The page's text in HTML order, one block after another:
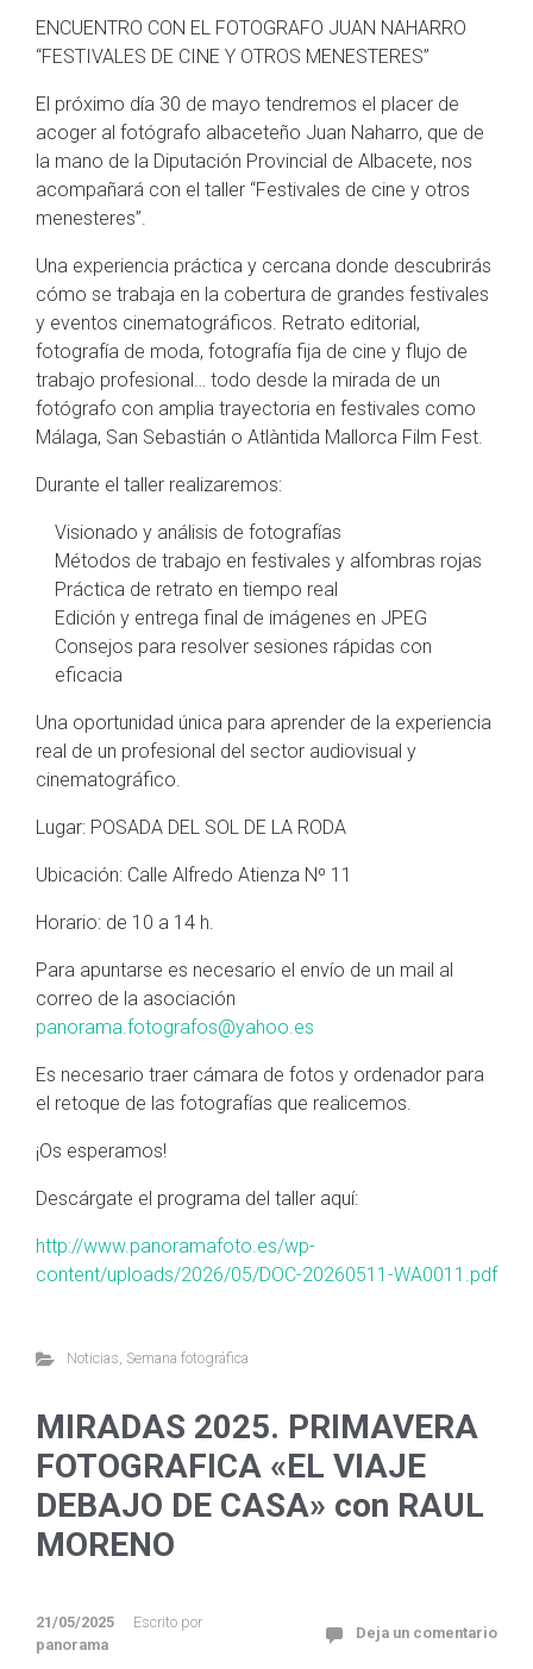
ENCUENTRO CON EL FOTOGRAFO JUAN NAHARRO
“FESTIVALES DE CINE Y OTROS MENESTERES”
El próximo día 30 de mayo tendremos el placer de
acoger al fotógrafo albaceteño Juan Naharro, que de
la mano de la Diputación Provincial de Albacete, nos
acompañará con el taller “Festivales de cine y otros
menesteres”.
Una experiencia práctica y cercana donde descubrirás
cómo se trabaja en la cobertura de grandes festivales
y eventos cinematográficos. Retrato editorial,
fotografía de moda, fotografía fija de cine y flujo de
trabajo profesional… todo desde la mirada de un
fotógrafo con amplia trayectoria en festivales como
Málaga, San Sebastián o Atlàntida Mallorca Film Fest.
Durante el taller realizaremos:
Visionado y análisis de fotografías
Métodos de trabajo en festivales y alfombras rojas
Práctica de retrato en tiempo real
Edición y entrega final de imágenes en JPEG
Consejos para resolver sesiones rápidas con
eficacia
Una oportunidad única para aprender de la experiencia
real de un profesional del sector audiovisual y
cinematográfico.
Lugar: POSADA DEL SOL DE LA RODA
Ubicación: Calle Alfredo Atienza Nº 11
Horario: de 10 a 14 h.
Para apuntarse es necesario el envío de un mail al
correo de la asociación
panorama.fotografos@yahoo.es
Es necesario traer cámara de fotos y ordenador para
el retoque de las fotografías que realicemos.
¡Os esperamos!
Descárgate el programa del taller aquí:
http://www.panoramafoto.es/wp-
content/uploads/2026/05/DOC-20260511-WA0011.pdf
Noticias, Semana fotográfica
MIRADAS 2025. PRIMAVERA
FOTOGRAFICA «EL VIAJE
DEBAJO DE CASA» con RAUL
MORENO
21/05/2025
Escrito por
panorama
Deja un comentario